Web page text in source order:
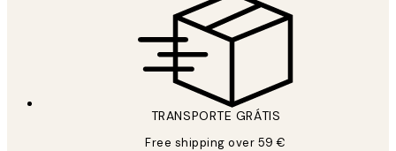
TRANSPORTE GRÁTIS
Free shipping over 59 €